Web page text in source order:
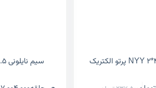
سیم نایلونی ۱.۵*۲ پرتو الکتریک